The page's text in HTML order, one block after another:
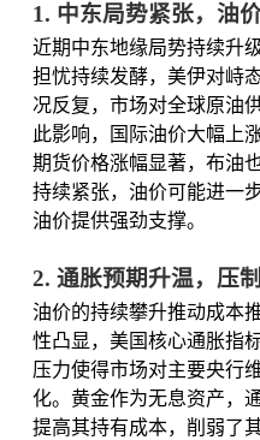
1. 中东局势紧张，油
近期中东地缘局势持续升
担忧持续发酵，美伊对峙
况反复，市场对全球原油
此影响，国际油价大幅上
期货价格涨幅显著，布油
持续紧张，油价可能进一
油价提供强劲支撑。
2. 通胀预期升温，压
油价的持续攀升推动成本
性凸显，美国核心通胀指
压力使得市场对主要央行
化。黄金作为无息资产，
提高其持有成本，削弱了